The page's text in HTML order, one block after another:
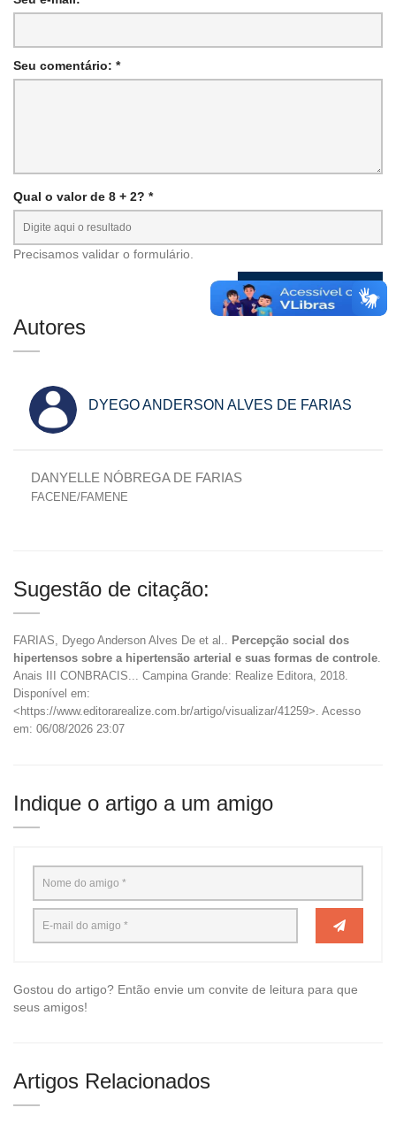
Seu comentário: *
Qual o valor de 8 + 2? *
Precisamos validar o formulário.
Autores
DYEGO ANDERSON ALVES DE FARIAS
DANYELLE NÓBREGA DE FARIAS
FACENE/FAMENE
Sugestão de citação:
FARIAS, Dyego Anderson Alves De et al..
Percepção social dos
hipertensos sobre a hipertensão arterial e suas formas de controle
Anais III CONBRACIS... Campina Grande: Realize Editora, 2018.
Disponível em:
<https://www.editorarealize.com.br/artigo/visualizar/41259>. Acesso
em: 06/08/2026 23:07
Indique o artigo a um amigo
Gostou do artigo? Então envie um convite de leitura para que
seus amigos!
Artigos Relacionados